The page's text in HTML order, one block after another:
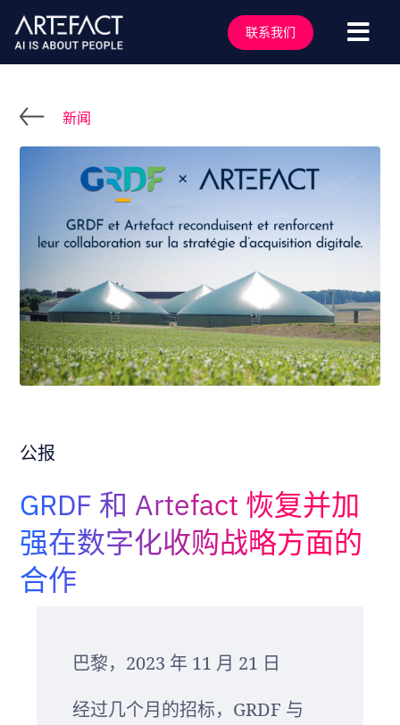
联系我们
切
航
解决方案
客户案例
行业活动
加入我们
联系
搜
索
ZH
新闻
公报
GRDF 和 Artefact 恢复并加
强在数字化收购战略方面的
合作
巴黎，2023 年 11 月 21 日
经过几个月的招标，GRDF 与